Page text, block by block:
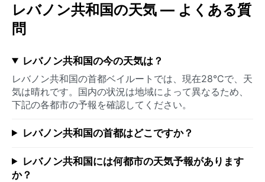
レバノン共和国の天気 — よくある質
問
レバノン共和国の今の天気は？
レバノン共和国の首都ベイルートでは、現在28°Cで、天
気は晴れです。国内の状況は地域によって異なるため、
下記の各都市の予報を確認してください。
レバノン共和国の首都はどこですか？
レバノン共和国には何都市の天気予報があります
か？